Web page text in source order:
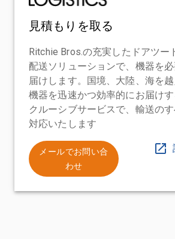
見積もりを取る
Ritchie Bros.の充実したドアツー
配送ソリューションで、機器を
届けします。国境、大陸、海を
機器を迅速かつ効率的にお届け
クルーシブサービスで、輸送の
対応いたします
メールでお問い合
わせ